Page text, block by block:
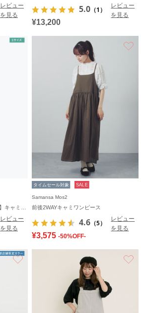
レビュー
を見る
5.0 （1）
レビュー
を見る
¥13,200
レビュー
を見る
タイムセール対象 SALE
Samansa Mos2
前後2WAYキャミワンピース
4.6 （5）
レビュー
を見る
¥3,575 -50%OFF-